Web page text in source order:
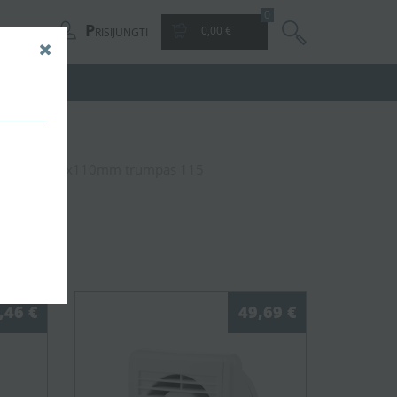
PRISIJUNGTI
0,00 €
€ 49,69 €